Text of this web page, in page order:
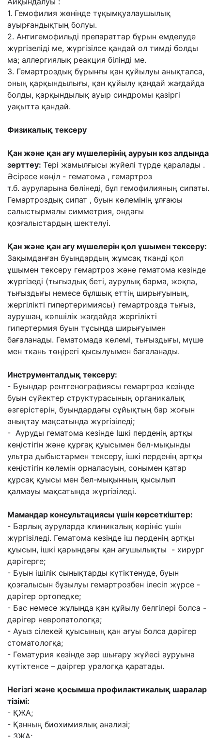
1. Гемофилия жөнінде тұқымқуалаушылық
ауырғандықтың болуы.
2. Антигемофильді препараттар бұрын емделуде
жүргізеліді ме, жүргізілсе қандай ол тимді болды
ма; аллергиялық реакция білінді ме.
3. Гемартроздық бұрынғы қан құйылуы анықталса,
оның қарқындылығы, қан құйылу қандай жағдайда
болды, қарқындылық ауыр синдромы қазіргі
уақытта қандай.
Физикалық тексеру
Қан жəне қан ағу мүшелерінің ауруын көз алдында
зерттеу: Тері жамылғысы жүйелі түрде қаралады .
Əсіресе көңіл - гематома , гемартроз
т.б. ауруларына бөлінеді, бұл гемофилияның сипаты.
Гемартроздық сипат , буын көлемінің ұлғаюы
салыстырмалы симметрия, ондағы
қозғалыстардың шектелуі.
Қан жəне қан ағу мүшелерін қол ұшымен тексеру:
Зақымданған буындардың жұмсақ тканді қол
ұшымен тексеру гемартроз жəне гематома кезінде
жүргізеді (тығыздық беті, аурулық барма, жоқпа,
тығыздығы немесе бұлшық еттің ширығуының,
жергілікті гипертеримиясы) гемартрозда тығыз,
аурушаң, көпшілік жағдайда жергілікті
гипертермия буын тұсында ширығуымен
бағаланады. Гематомада көлемі, тығыздығы, мүше
мен ткань төңірегі қысылуымен бағаланады.
Инструменталдық тексеру:
- Буындар рентгенографиясы гемартроз кезінде
буын сүйектер структурасының органикалық
өзгерістерін, буындардағы сұйықтың бар жоғын
анықтау мақсатында жүргізіледі;
- Ауруды гематома кезінде Ішкі перденің артқы
кеңістігін жəне құрғақ қуысымен бел-мықынды
ультра дыбыстармен тексеру, ішкі перденің артқы
кеңістігін көлемін орналасуын, сонымен қатар
құрсақ қуысы мен бел-мықынның қысылып
қалмауы мақсатында жүргізіледі.
Мамандар консультациясы үшін көрсеткіштер:
- Барлық ауруларда клиникалық көрініс үшін
жүргізіледі. Гематома кезінде іш перденің артқы
қуысын, ішкі қарындағы қан ағушылықты - хирург
дəрігерге;
- Буын ішілік сынықтарды күтіктенуде, буын
қозғалысын бұзылуы гемартрозбен ілесіп жүрсе -
дəрігер ортопедке;
- Бас немесе жұлында қан құйылу белгілері болса -
дəрігер невропатологқа;
- Ауыз сілекей қуысының қан ағуы болса дəрігер
стоматологқа;
- Гематурия кезінде зəр шығару жүйесі ауруына
күтіктенсе – дəіргер уралогқа қаратады.
Негізгі жəне қосымша профилактикалық шаралар
тізімі:
- ҚЖА;
- Қанның биохимиялық анализі;
- ЗЖА;